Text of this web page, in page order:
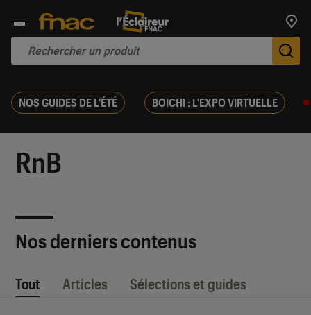
NOS GUIDES DE L'ÉTÉ BOICHI : L'EXPO VIRTUELLE
RnB
Nos derniers contenus
Tout Articles Sélections et guides